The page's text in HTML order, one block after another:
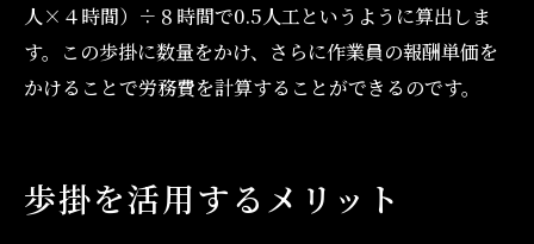
人×４時間）÷８時間で0.5人工というように算出しま
す。この歩掛に数量をかけ、さらに作業員の報酬単価を
かけることで労務費を計算することができるのです。
歩掛を活用するメリット